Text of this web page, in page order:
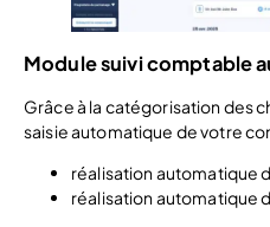
Module suivi comptable
Grâce à la catégorisation des
saisie automatique de votre
réalisation automatique
réalisation automatique